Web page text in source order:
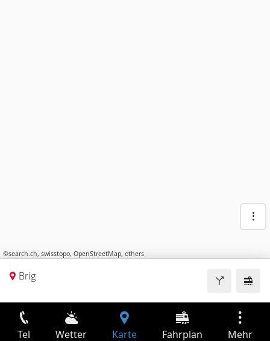
©search.ch, swisstopo, OpenStreetMap, others
Brig
Tel Wetter Karte Fahrplan Mehr